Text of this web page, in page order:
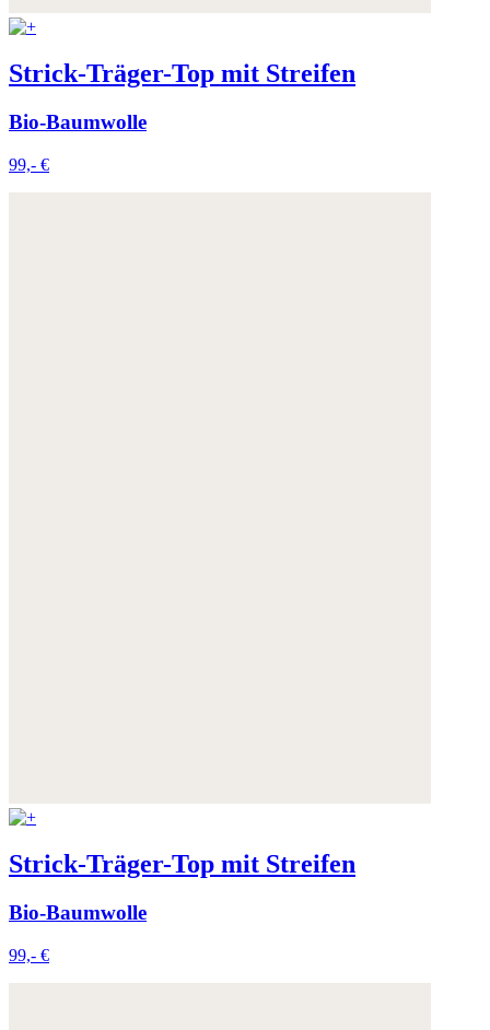
Strick-Träger-Top mit Streifen
Bio-Baumwolle
99,- €
Strick-Träger-Top mit Streifen
Bio-Baumwolle
99,- €